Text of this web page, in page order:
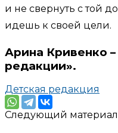
и не свернуть с той
идешь к своей цели.
Арина Кривенко
редакции».
Детская редакция
Следующий материал